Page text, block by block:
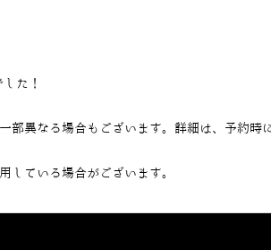
た！
異なる場合もございます。詳細は、予約時
ている場合がございます。